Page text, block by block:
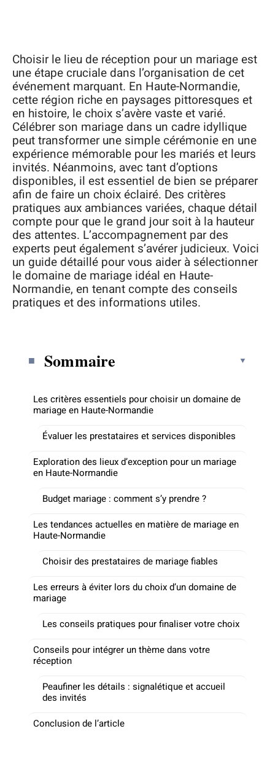
Choisir le lieu de réception pour un mariage est
une étape cruciale dans l’organisation de cet
événement marquant. En Haute-Normandie,
cette région riche en paysages pittoresques et
en histoire, le choix s’avère vaste et varié.
Célébrer son mariage dans un cadre idyllique
peut transformer une simple cérémonie en une
expérience mémorable pour les mariés et leurs
invités. Néanmoins, avec tant d’options
disponibles, il est essentiel de bien se préparer
afin de faire un choix éclairé. Des critères
pratiques aux ambiances variées, chaque détail
compte pour que le grand jour soit à la hauteur
des attentes. L’accompagnement par des
experts peut également s’avérer judicieux. Voici
un guide détaillé pour vous aider à sélectionner
le domaine de mariage idéal en Haute-
Normandie, en tenant compte des conseils
pratiques et des informations utiles.
Sommaire
Les critères essentiels pour choisir un domaine de
mariage en Haute-Normandie
Évaluer les prestataires et services disponibles
Exploration des lieux d’exception pour un mariage
en Haute-Normandie
Budget mariage : comment s’y prendre ?
Les tendances actuelles en matière de mariage en
Haute-Normandie
Choisir des prestataires de mariage fiables
Les erreurs à éviter lors du choix d’un domaine de
mariage
Les conseils pratiques pour finaliser votre choix
Conseils pour intégrer un thème dans votre
réception
Peaufiner les détails : signalétique et accueil
des invités
Conclusion de l’article